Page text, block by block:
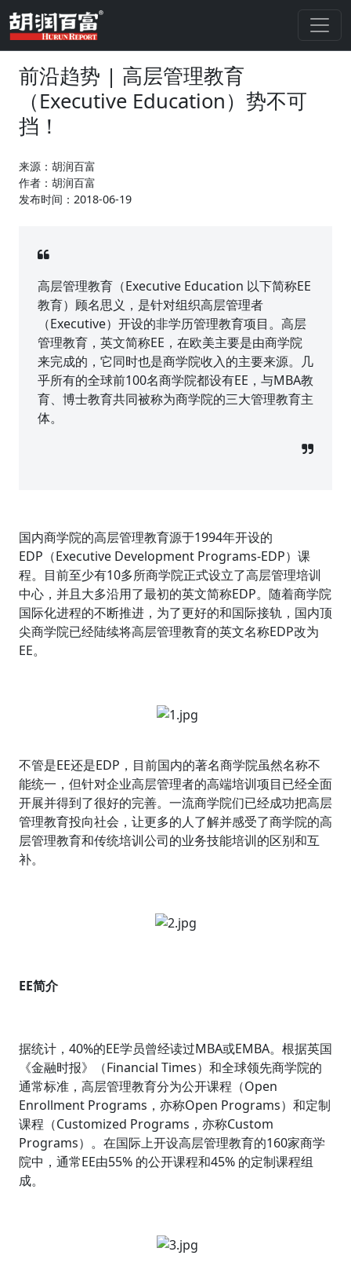
前沿趋势 | 高层管理教育
（Executive Education）势不可
挡！
来源：胡润百富
作者：胡润百富
发布时间：2018-06-19
高层管理教育（Executive Education 以下简称EE
教育）顾名思义，是针对组织高层管理者
（Executive）开设的非学历管理教育项目。高层
管理教育，英文简称EE，在欧美主要是由商学院
来完成的，它同时也是商学院收入的主要来源。几
乎所有的全球前100名商学院都设有EE，与MBA教
育、博士教育共同被称为商学院的三大管理教育主
体。
国内商学院的高层管理教育源于1994年开设的
EDP（Executive Development Programs-EDP）课
程。目前至少有10多所商学院正式设立了高层管理培训
中心，并且大多沿用了最初的英文简称EDP。随着商学院
国际化进程的不断推进，为了更好的和国际接轨，国内顶
尖商学院已经陆续将高层管理教育的英文名称EDP改为
EE。
不管是EE还是EDP，目前国内的著名商学院虽然名称不
能统一，但针对企业高层管理者的高端培训项目已经全面
开展并得到了很好的完善。一流商学院们已经成功把高层
管理教育投向社会，让更多的人了解并感受了商学院的高
层管理教育和传统培训公司的业务技能培训的区别和互
补。
EE简介
据统计，40%的EE学员曾经读过MBA或EMBA。根据英国
《金融时报》（Financial Times）和全球领先商学院的
通常标准，高层管理教育分为公开课程（Open
Enrollment Programs，亦称Open Programs）和定制
课程（Customized Programs，亦称Custom
Programs）。在国际上开设高层管理教育的160家商学
院中，通常EE由55% 的公开课程和45% 的定制课程组
成。